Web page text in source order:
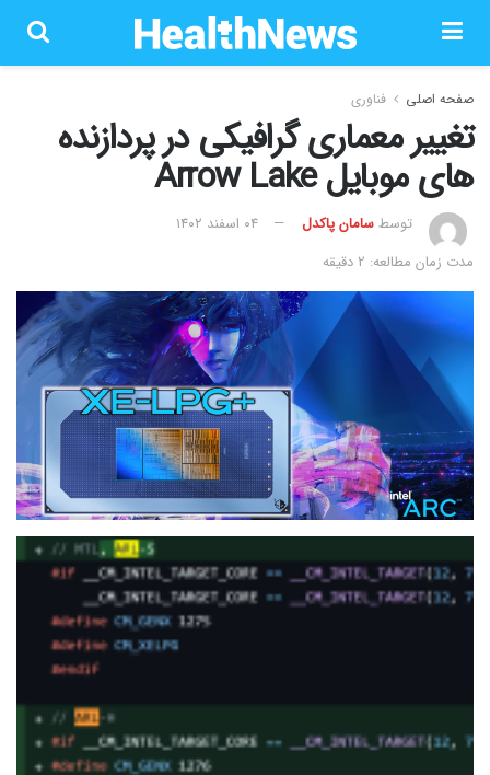
صفحه اصلی فناوری
تغییر معماری گرافیکی در پردازنده
های موبایل Arrow Lake
توسطسامان پاکدل
۰۴ اسفند ۱۴۰۲
مدت زمان مطالعه: 2 دقیقه